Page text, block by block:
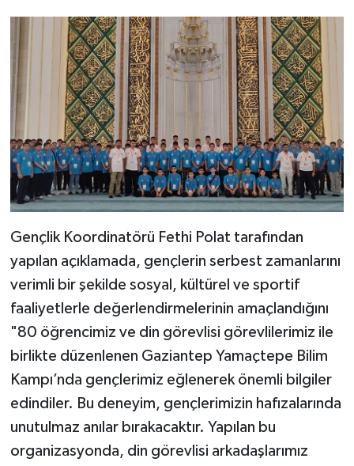
Gençlik Koordinatörü Fethi Polat tarafından
yapılan açıklamada, gençlerin serbest zamanlarını
verimli bir şekilde sosyal, kültürel ve sportif
faaliyetlerle değerlendirmelerinin amaçlandığını
"80 öğrencimiz ve din görevlisi görevlilerimiz ile
birlikte düzenlenen Gaziantep Yamaçtepe Bilim
Kampı’nda gençlerimiz eğlenerek önemli bilgiler
edindiler. Bu deneyim, gençlerimizin hafızalarında
unutulmaz anılar bırakacaktır. Yapılan bu
organizasyonda, din görevlisi arkadaşlarımız
Çanakkale Müftülüğü
Çankırı Müftülüğü
Çorum Müftülüğü
Denizli Müftülüğü
Diyarbakır Müftülüğü
Düzce Müftülüğü
Edirne Müftülüğü
Elazığ Müftülüğü
Erzincan Müftülüğü
Erzurum Müftülüğü
Eskişehir Müftülüğü
Gaziantep Müftülüğü
Podcast
Bilim, Teknoloji
Biyografiler
Diyanet TV
İhtida Haberleri
YAŞAM